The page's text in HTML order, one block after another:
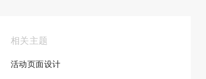
相关主题
活动页面设计